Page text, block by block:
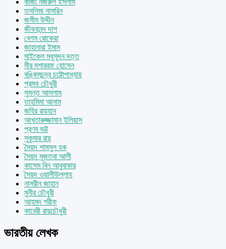
কাজী নজরুল ইসলাম
তসলিমা নাসরিন
জসীম উদ্দীন
জীবনানন্দ দাশ
বেগম রোকেয়া
জাহানারা ইমাম
মাইকেল মধুসূদন দত্ত
মীর মশাররফ হোসেন
বঙ্কিমচন্দ্র চট্টোপাধ্যায়
প্রমথ চৌধুরী
সুমন্ত আসলাম
তাহমিমা আনাম
জহির রায়হান
আখতারুজ্জামান ইলিয়াস
প্রণব ভট্ট
সুকুমার রায়
সৈয়দ শামসুল হক
সৈয়দ মুজতবা আলী
কাসেম বিন আবুবাকার
সৈয়দ ওয়ালীউল্লাহ
নাসরীন জাহান
মুনীর চৌধুরী
আহমদ শরীফ
কাবেরী রায়চৌধুরী
ভারতীয় লেখক